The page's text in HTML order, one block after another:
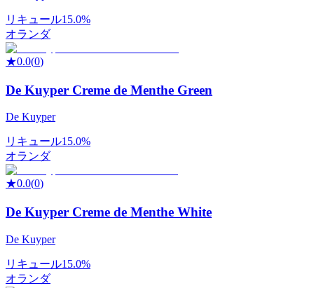
リキュール15.0%
オランダ
★0.0(0)
De Kuyper Creme de Menthe Green
De Kuyper
リキュール15.0%
オランダ
★0.0(0)
De Kuyper Creme de Menthe White
De Kuyper
リキュール15.0%
オランダ